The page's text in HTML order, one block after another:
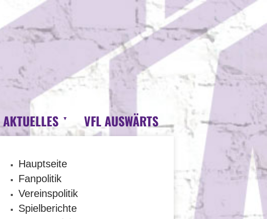
AKTUELLES VFL AUSWÄRTS
Hauptseite
Fanpolitik
Vereinspolitik
Spielberichte